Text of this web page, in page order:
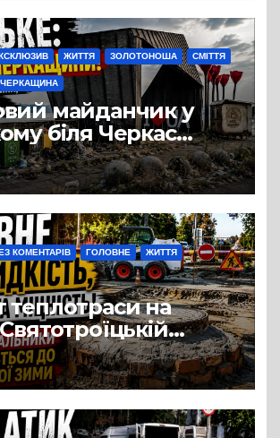
ЖИТТЯ ЗОЛОТОНОША СМІТТЯ
ЧЕРКАЩИНА
майданчик у
біля Черкас
на занедбане
КОМЕНТАРІВ ГОЛОВНЕ ЖИТТЯ
теплотраси на
порівняно із
термінами.
досі не відкрили